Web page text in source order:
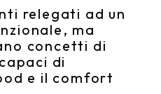
relegati ad un
ma
concetti di
di
e il comfort